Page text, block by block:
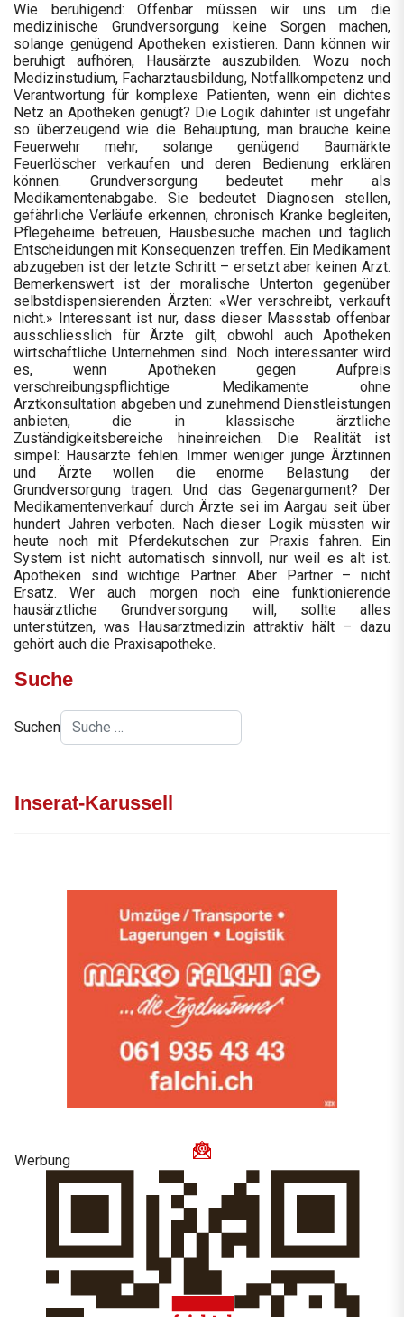
Wie beruhigend: Offenbar müssen wir uns um die
medizinische Grundversorgung keine Sorgen machen,
solange genügend Apotheken existieren. Dann können wir
beruhigt aufhören, Hausärzte auszubilden. Wozu noch
Medizinstudium, Facharztausbildung, Notfallkompetenz und
Verantwortung für komplexe Patienten, wenn ein dichtes
Netz an Apotheken genügt? Die Logik dahinter ist ungefähr
so überzeugend wie die Behauptung, man brauche keine
Feuerwehr mehr, solange genügend Baumärkte
Feuerlöscher verkaufen und deren Bedienung erklären
können. Grundversorgung bedeutet mehr als
Medikamentenabgabe. Sie bedeutet Diagnosen stellen,
gefährliche Verläufe erkennen, chronisch Kranke begleiten,
Pflegeheime betreuen, Hausbesuche machen und täglich
Entscheidungen mit Konsequenzen treffen. Ein Medikament
abzugeben ist der letzte Schritt – ersetzt aber keinen Arzt.
Bemerkenswert ist der moralische Unterton gegenüber
selbstdispensierenden Ärzten: «Wer verschreibt, verkauft
nicht.» Interessant ist nur, dass dieser Massstab offenbar
ausschliesslich für Ärzte gilt, obwohl auch Apotheken
wirtschaftliche Unternehmen sind. Noch interessanter wird
es, wenn Apotheken gegen Aufpreis
verschreibungspflichtige Medikamente ohne
Arztkonsultation abgeben und zunehmend Dienstleistungen
anbieten, die in klassische ärztliche
Zuständigkeitsbereiche hineinreichen. Die Realität ist
simpel: Hausärzte fehlen. Immer weniger junge Ärztinnen
und Ärzte wollen die enorme Belastung der
Grundversorgung tragen. Und das Gegenargument? Der
Medikamentenverkauf durch Ärzte sei im Aargau seit über
hundert Jahren verboten. Nach dieser Logik müssten wir
heute noch mit Pferdekutschen zur Praxis fahren. Ein
System ist nicht automatisch sinnvoll, nur weil es alt ist.
Apotheken sind wichtige Partner. Aber Partner – nicht
Ersatz. Wer auch morgen noch eine funktionierende
hausärztliche Grundversorgung will, sollte alles
unterstützen, was Hausarztmedizin attraktiv hält – dazu
gehört auch die Praxisapotheke.
Suche
Suchen
Inserat-Karussell
Werbung